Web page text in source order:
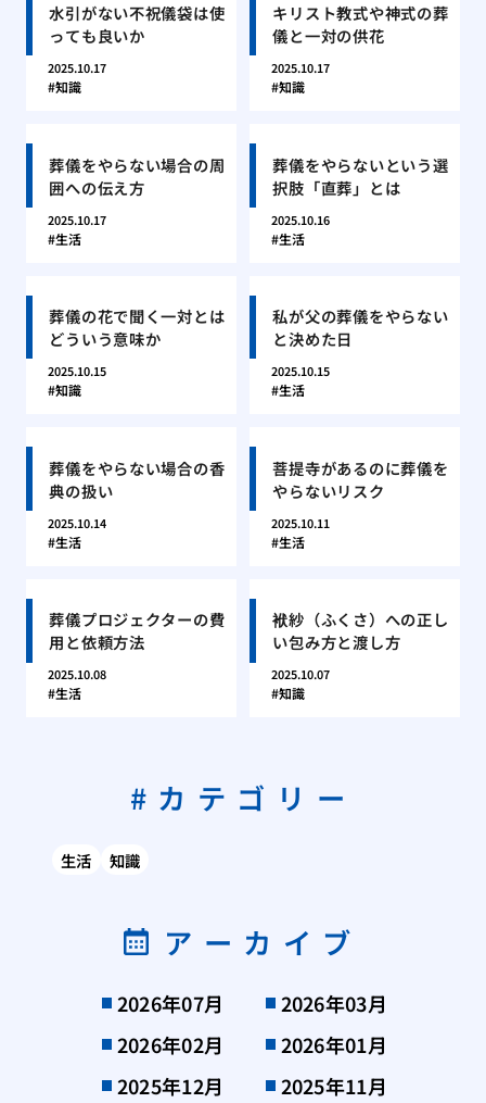
水引がない不祝儀袋は使
っても良いか
2025.10.17
知識
キリスト教式や神式の葬
儀と一対の供花
2025.10.17
知識
葬儀をやらない場合の周
囲への伝え方
2025.10.17
生活
葬儀をやらないという選
択肢「直葬」とは
2025.10.16
生活
葬儀の花で聞く一対とは
どういう意味か
2025.10.15
知識
私が父の葬儀をやらない
と決めた日
2025.10.15
生活
葬儀をやらない場合の香
典の扱い
2025.10.14
生活
菩提寺があるのに葬儀を
やらないリスク
2025.10.11
生活
葬儀プロジェクターの費
用と依頼方法
2025.10.08
生活
袱紗（ふくさ）への正し
い包み方と渡し方
2025.10.07
知識
カテゴリー
生活 知識
アーカイブ
2026年07月
2026年03月
2026年02月
2026年01月
2025年12月
2025年11月